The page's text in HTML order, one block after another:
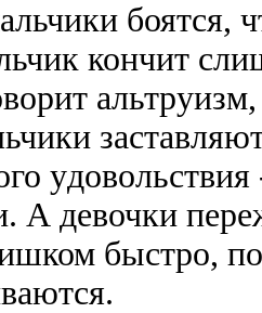
боятся,
кончит
А девочки
быстpо,